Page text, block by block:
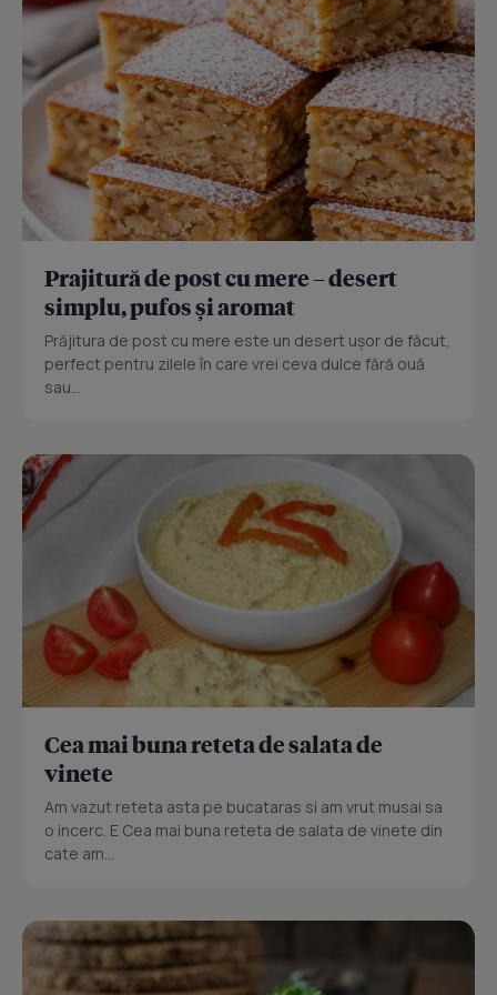
Prajitură de post cu mere – desert
simplu, pufos și aromat
Prăjitura de post cu mere este un desert ușor de făcut,
perfect pentru zilele în care vrei ceva dulce fără ouă
sau...
Cea mai buna reteta de salata de
vinete
Am vazut reteta asta pe bucataras si am vrut musai sa
o incerc. E Cea mai buna reteta de salata de vinete din
cate am...